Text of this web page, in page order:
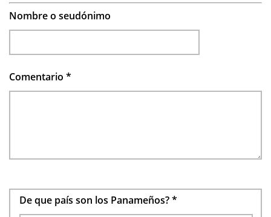
Nombre o seudónimo
Comentario *
De que país son los Panameños?*